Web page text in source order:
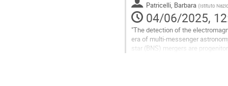
Patricelli, Barbara (Istituto
04/06/2025,
"The detection of the
era of multi-messenger
star (BNS) mergers are